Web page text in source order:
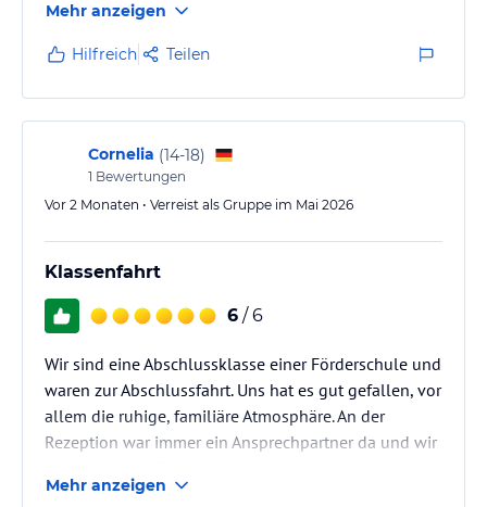
große Küche. Wir waren schon zum dritten Mal da
und kommen wieder.. alles bestens
Mehr anzeigen
Hilfreich Teilen
Cornelia (14-18)
1 Bewertungen
Vor 2 Monaten • Verreist als Gruppe im Mai 2026
Klassenfahrt
6 / 6
Wir sind eine Abschlussklasse einer Förderschule und
waren zur Abschlussfahrt. Uns hat es gut gefallen, vor
allem die ruhige, familiäre Atmosphäre. An der
Rezeption war immer ein Ansprechpartner da und wir
Mehr anzeigen